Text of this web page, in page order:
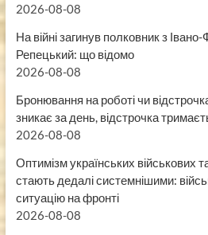
2026-08-08
На війні загинув полковник з
Репецький: що відомо
2026-08-08
Бронювання на роботі чи
зникає за день, відстрочка
2026-08-08
Оптимізм українських військових
стають дедалі системнішими:
ситуацію на фронті
2026-08-08